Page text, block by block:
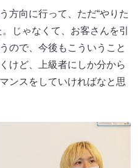
方向に行って、ただ“やりた
じゃなくて、お客さんを引
ので、今後もこういうこと
けど、上級者にしか分から
ンスをしていければなと思